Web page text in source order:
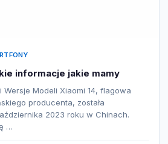
informacje jakie mamy
Modeli Xiaomi 14, flagowa
producenta, została
2023 roku w Chinach.
…